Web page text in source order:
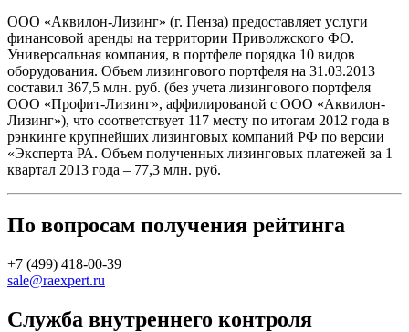
ООО «Аквилон-Лизинг» (г. Пенза) предоставляет услуги
финансовой аренды на территории Приволжского ФО.
Универсальная компания, в портфеле порядка 10 видов
оборудования. Объем лизингового портфеля на 31.03.2013
составил 367,5 млн. руб. (без учета лизингового портфеля
ООО «Профит-Лизинг», аффилированой с ООО «Аквилон-
Лизинг»), что соответствует 117 месту по итогам 2012 года в
рэнкинге крупнейших лизинговых компаний РФ по версии
«Эксперта РА. Объем полученных лизинговых платежей за 1
квартал 2013 года – 77,3 млн. руб.
По вопросам получения рейтинга
+7 (499) 418-00-39
sale@raexpert.ru
Служба внутреннего контроля